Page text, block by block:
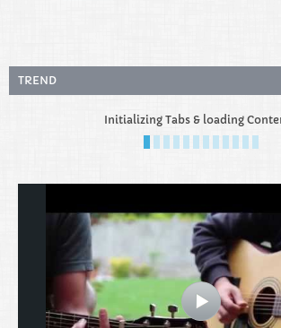
TREND
Initializing Tabs & loading